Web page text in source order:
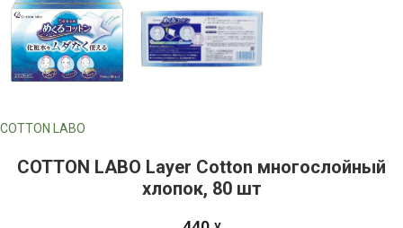
COTTON LABO
COTTON LABO Layer Cotton многослойный
хлопок, 80 шт